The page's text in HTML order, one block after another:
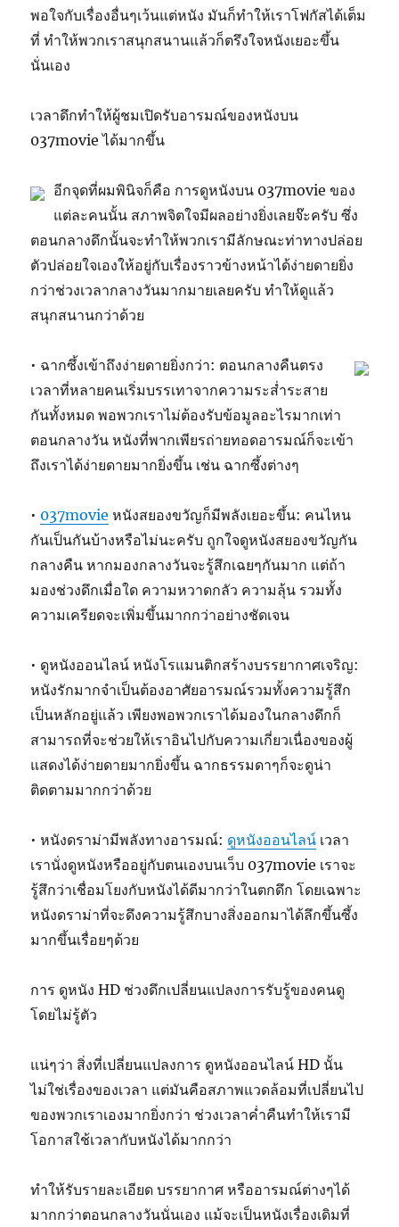
พอใจกับเรื่องอื่นๆเว้นแต่หนัง มันก็ทำให้เราโฟกัสได้เต็ม
ที่ ทำให้พวกเราสนุกสนานแล้วก็ตรึงใจหนังเยอะขึ้น
นั่นเอง
เวลาดึกทำให้ผู้ชมเปิดรับอารมณ์ของหนังบน
037movie ได้มากขึ้น
อีกจุดที่ผมพินิจก็คือ การดูหนังบน 037movie ของ
แต่ละคนนั้น สภาพจิตใจมีผลอย่างยิ่งเลยจ๊ะครับ ซึ่ง
ตอนกลางดึกนั้นจะทำให้พวกเรามีลักษณะท่าทางปล่อย
ตัวปล่อยใจเองให้อยู่กับเรื่องราวข้างหน้าได้ง่ายดายยิ่ง
กว่าช่วงเวลากลางวันมากมายเลยครับ ทำให้ดูแล้ว
สนุกสนานกว่าด้วย
• ฉากซึ้งเข้าถึงง่ายดายยิ่งกว่า: ตอนกลางคืนตรง
เวลาที่หลายคนเริ่มบรรเทาจากความระส่ำระสาย
กันทั้งหมด พอพวกเราไม่ต้องรับข้อมูลอะไรมากเท่า
ตอนกลางวัน หนังที่พากเพียรถ่ายทอดอารมณ์ก็จะเข้า
ถึงเราได้ง่ายดายมากยิ่งขึ้น เช่น ฉากซึ้งต่างๆ
• 037movie หนังสยองขวัญก็มีพลังเยอะขึ้น: คนไหน
กันเป็นกันบ้างหรือไม่นะครับ ถูกใจดูหนังสยองขวัญกัน
กลางคืน หากมองกลางวันจะรู้สึกเฉยๆกันมาก แต่ถ้า
มองช่วงดึกเมื่อใด ความหวาดกลัว ความลุ้น รวมทั้ง
ความเครียดจะเพิ่มขึ้นมากกว่าอย่างชัดเจน
• ดูหนังออนไลน์ หนังโรแมนติกสร้างบรรยากาศเจริญ:
หนังรักมากจำเป็นต้องอาศัยอารมณ์รวมทั้งความรู้สึก
เป็นหลักอยู่แล้ว เพียงพอพวกเราได้มองในกลางดึกก็
สามารถที่จะช่วยให้เราอินไปกับความเกี่ยวเนื่องของผู้
แสดงได้ง่ายดายมากยิ่งขึ้น ฉากธรรมดาๆก็จะดูน่า
ติดตามมากกว่าด้วย
• หนังดราม่ามีพลังทางอารมณ์: ดูหนังออนไลน์ เวลา
เรานั่งดูหนังหรืออยู่กับตนเองบนเว็บ 037movie เราจะ
รู้สึกว่าเชื่อมโยงกับหนังได้ดีมากว่าในตกดึก โดยเฉพาะ
หนังดราม่าที่จะดึงความรู้สึกบางสิ่งออกมาได้ลึกขึ้นซึ้ง
มากขึ้นเรื่อยๆด้วย
การ ดูหนัง HD ช่วงดึกเปลี่ยนแปลงการรับรู้ของคนดู
โดยไม่รู้ตัว
แน่ๆว่า สิ่งที่เปลี่ยนแปลงการ ดูหนังออนไลน์ HD นั้น
ไม่ใช่เรื่องของเวลา แต่มันคือสภาพแวดล้อมที่เปลี่ยนไป
ของพวกเราเองมากยิ่งกว่า ช่วงเวลาค่ำคืนทำให้เรามี
โอกาสใช้เวลากับหนังได้มากกว่า
ทำให้รับรายละเอียด บรรยากาศ หรืออารมณ์ต่างๆได้
มากกว่าตอนกลางวันนั่นเอง แม้จะเป็นหนังเรื่องเดิมที่